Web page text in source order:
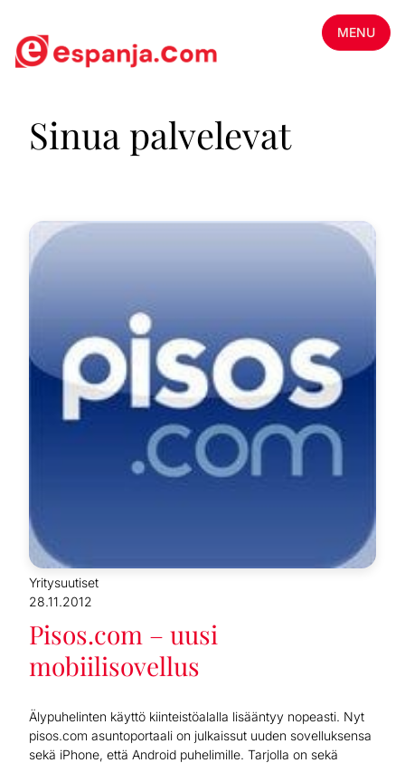
MENU
Sinua palvelevat
Yritysuutiset
28.11.2012
Pisos.com – uusi
mobiilisovellus
Älypuhelinten käyttö kiinteistöalalla lisääntyy nopeasti. Nyt
pisos.com asuntoportaali on julkaissut uuden sovelluksensa
sekä iPhone, että Android puhelimille. Tarjolla on sekä